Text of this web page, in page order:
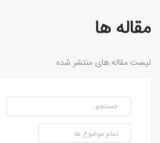
مقاله ها
لیست مقاله های منتشر شده